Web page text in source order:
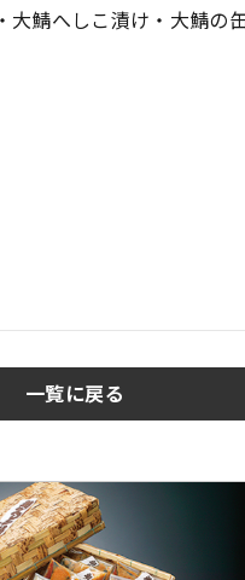
大鯖へしこ漬け・大鯖の
一覧に戻る